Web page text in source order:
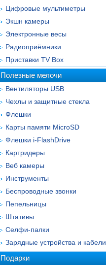
Цифровые мультиметры
Экшн камеры
Электронные весы
Радиоприёмники
Приставки TV Box
Полезные мелочи
Вентиляторы USB
Чехлы и защитные стекла
Флешки
Карты памяти MicroSD
Флешки i-FlashDrive
Картридеры
Веб камеры
Инструменты
Беспроводные звонки
Пепельницы
Штативы
Селфи-палки
Зарядные устройства и кабели
Подарки